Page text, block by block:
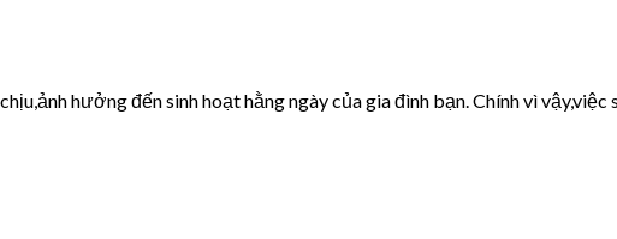
hưởng đến sinh hoạt hằng ngày của gia đình bạn. Chính vì